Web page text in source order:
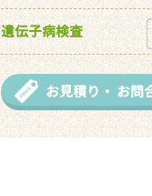
遺伝子病検査
お見積り・ お問